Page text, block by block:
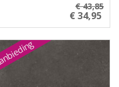
€ 43,85
€ 34,95